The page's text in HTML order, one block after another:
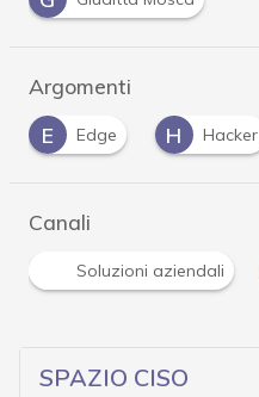
Argomenti
E
Edge H Hacker
Canali
Soluzioni aziendali
SPAZIO CISO